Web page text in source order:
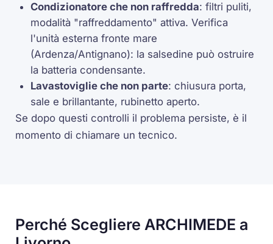
Condizionatore che non raffredda: filtri puliti,
modalità "raffreddamento" attiva. Verifica
l'unità esterna fronte mare
(Ardenza/Antignano): la salsedine può ostruire
la batteria condensante.
Lavastoviglie che non parte: chiusura porta,
sale e brillantante, rubinetto aperto.
Se dopo questi controlli il problema persiste, è il
momento di chiamare un tecnico.
Perché Scegliere ARCHIMEDE a